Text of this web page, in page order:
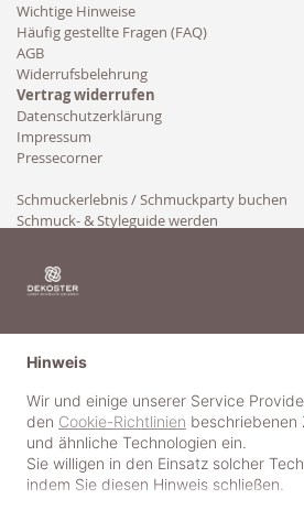
Wichtige Hinweise
Häufig gestellte Fragen (FAQ)
AGB
Widerrufsbelehrung
Vertrag widerrufen
Datenschutzerklärung
Impressum
Pressecorner
Schmuckerlebnis / Schmuckparty buchen
Schmuck- & Styleguide werden
Hinweis
Wir und einige unserer Service
den Cookie-Richtlinien beschriebenen
und ähnliche Technologien ein.
Sie willigen in den Einsatz solcher
indem Sie diesen Hinweis schließen.